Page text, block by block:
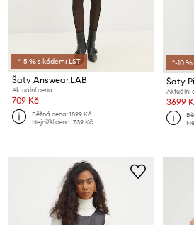
*-5 % s kódem: LST
Šaty Answear.LAB
Aktuální cena:
709 Kč
Běžná cena:1899 Kč
Nejnižší cena:739 Kč
*-10
Šaty
Aktuální
3699